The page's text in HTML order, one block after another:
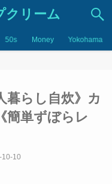
クリーム
50s Money Yokohama
暮らし自炊》カ
簡単ずぼらレ
10